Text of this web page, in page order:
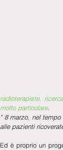
radioterapiste,
molto particolare.
" 8 marzo, nel
alle pazienti
Ed è proprio un